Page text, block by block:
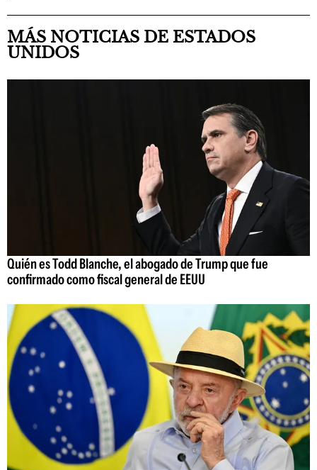
MÁS NOTICIAS DE ESTADOS
UNIDOS
Quién es Todd Blanche, el abogado de Trump que fue
confirmado como fiscal general de EEUU